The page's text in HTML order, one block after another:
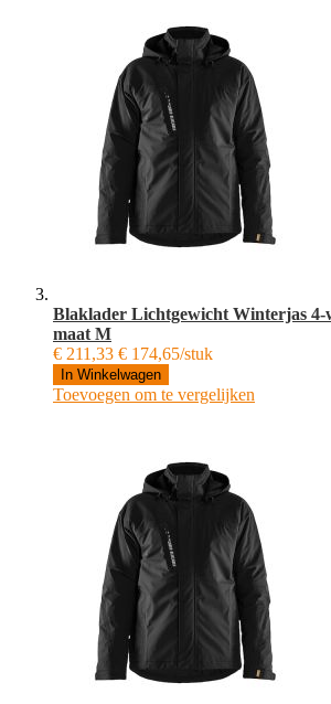
Blaklader Lichtgewicht Winterjas 4-
maat M
€ 211,33 € 174,65/stuk
In Winkelwagen
Toevoegen om te vergelijken